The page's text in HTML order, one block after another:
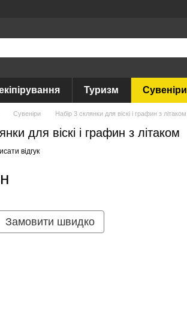
Туризм Сувеніри
Сувеніри Набір 3 склянки для віскі і графин з літаком
для віскі і графин з літаком
відгук
Замовити швидко